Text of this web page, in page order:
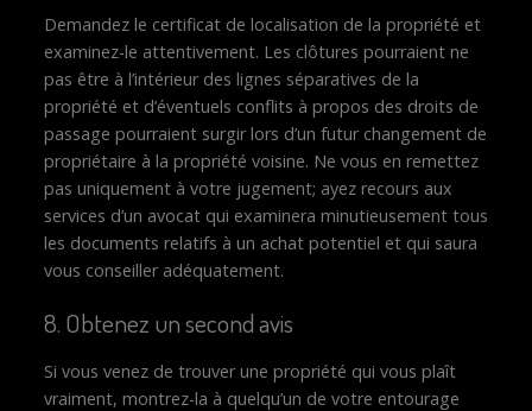
Demandez le certificat de localisation de la propriété et
examinez-le attentivement. Les clôtures pourraient ne
pas être à l’intérieur des lignes séparatives de la
propriété et d’éventuels conflits à propos des droits de
passage pourraient surgir lors d’un futur changement de
propriétaire à la propriété voisine. Ne vous en remettez
pas uniquement à votre jugement; ayez recours aux
services d’un avocat qui examinera minutieusement tous
les documents relatifs à un achat potentiel et qui saura
vous conseiller adéquatement.
8. Obtenez un second avis
Si vous venez de trouver une propriété qui vous plaît
vraiment, montrez-la à quelqu’un de votre entourage